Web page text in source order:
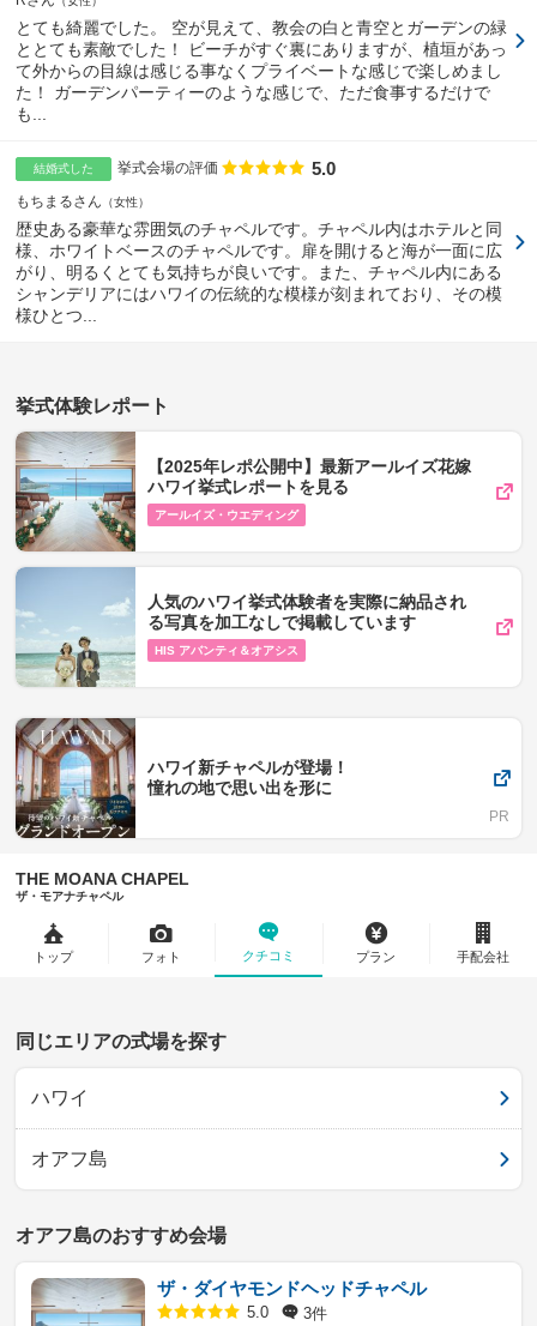
とても綺麗でした。 空が見えて、教会の白と青空とガーデンの緑
ととても素敵でした！ ビーチがすぐ裏にありますが、植垣があっ
て外からの目線は感じる事なくプライベートな感じで楽しめまし
た！ ガーデンパーティーのような感じで、ただ食事するだけで
も...
結婚式した 挙式会場の評価 点数
5.0
もちまるさん 女性
歴史ある豪華な雰囲気のチャペルです。チャペル内はホテルと同
様、ホワイトベースのチャペルです。扉を開けると海が一面に広
がり、明るくとても気持ちが良いです。また、チャペル内にある
シャンデリアにはハワイの伝統的な模様が刻まれており、その模
様ひとつ...
挙式体験レポート
【2025年レポ公開中】最新アールイズ花嫁
ハワイ挙式レポートを見る
アールイズ・ウエディング
人気のハワイ挙式体験者を実際に納品され
る写真を加工なしで掲載しています
HIS アバンティ＆オアシス
ハワイ新チャペルが登場！
憧れの地で思い出を形に
THE MOANA CHAPEL
ザ・モアナチャペル
トップ フォト クチコミ プラン 手配会社
同じエリアの式場を探す
ハワイ
オアフ島
オアフ島のおすすめ会場
ザ・ダイヤモンドヘッドチャペル
5.0 3件